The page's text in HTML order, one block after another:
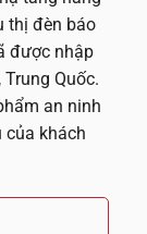
thị đèn báo
được nhập
Quốc.
an ninh
của khách